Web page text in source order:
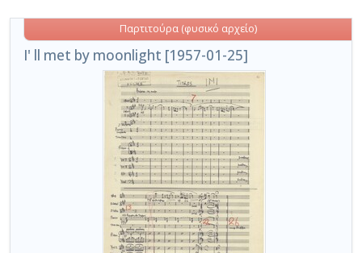
I' ll met by moonlight [1957-01-25]
Παρτιτούρα (φυσικό αρχείο)